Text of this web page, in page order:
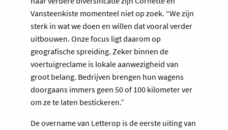
Vansteenkiste momenteel niet op zoek. “We zijn
sterk in wat we doen en willen dat vooral verder
uitbouwen. Onze focus ligt daarom op
geografische spreiding. Zeker binnen de
voertuigreclame is lokale aanwezigheid van
groot belang. Bedrijven brengen hun wagens
doorgaans immers geen 50 of 100 kilometer ver
om ze te laten bestickeren.”
De overname van Letterop is de eerste uiting van